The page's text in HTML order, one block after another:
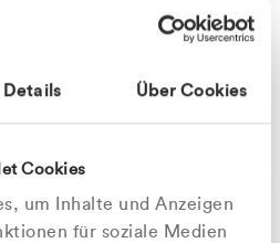
Details Über Cookies
Cookies
um Inhalte und Anzeigen
für soziale Medien